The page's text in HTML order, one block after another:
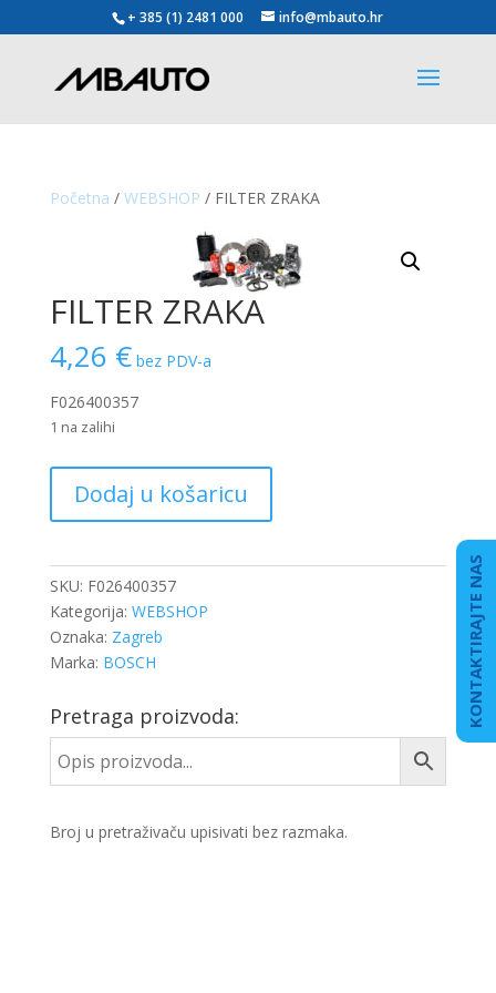
+ 385 (1) 2481 000 info@mbauto.hr
Početna / WEBSHOP / FILTER ZRAKA
FILTER ZRAKA
4,26 € bez PDV-a
F026400357
1 na zalihi
ZRAKA
količina
Dodaj u košaricu
SKU: F026400357
Kategorija: WEBSHOP
Oznaka: Zagreb
Marka: BOSCH
Pretraga proizvoda:
Broj u pretraživaču upisivati bez razmaka.
KONTAKTIRAJTE NAS